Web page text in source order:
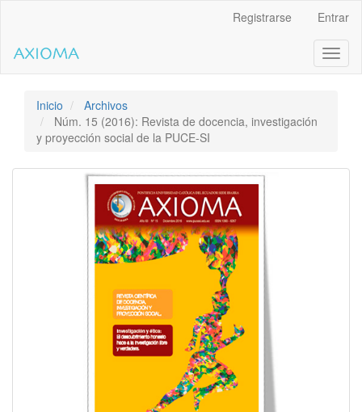
contenido
de
Navegación
principal
principal
Registrarse Entrar
Inicio
Archivos
Núm. 15 (2016): Revista de docencia, investigación
y proyección social de la PUCE-SI